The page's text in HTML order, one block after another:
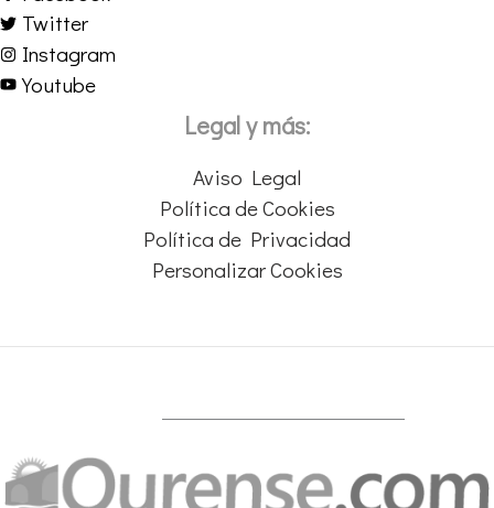
Twitter
Instagram
Youtube
Legal y más:
Aviso Legal
Política de Cookies
Política de Privacidad
Personalizar Cookies